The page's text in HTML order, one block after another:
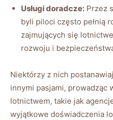
Usługi ⁤doradcze: Przez
byli piloci często ‍pełnią
zajmujących się
rozwoju⁢ i
Niektórzy z nich
innymi pasjami, prowadząc
lotnictwem, takie jak⁤
wyjątkowe doświadczenia